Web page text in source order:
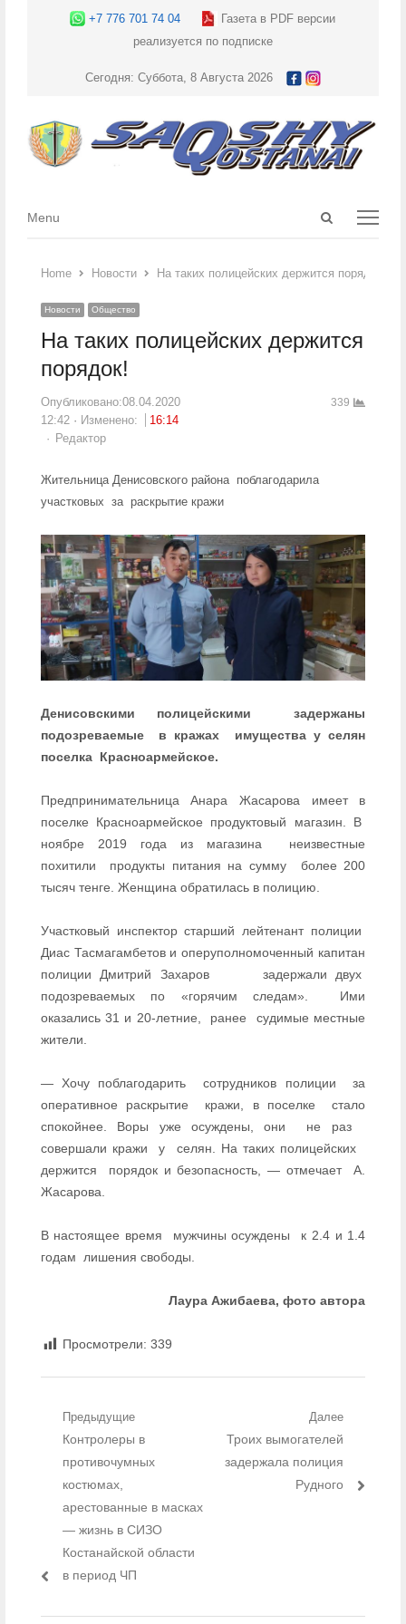
+7 776 701 74 04
Газета в PDF версии
реализуется по подписке
Сегодня: Суббота, 8 Августа 2026
Open
Menu
Menu
Home Новости На таких полицейских держится порядок!
Новости Общество
На таких полицейских держится
порядок!
Опубликовано:08.04.2020
12:42
Изменено:
16:14
Author
Редактор
339
Жительница Денисовского района поблагодарила
участковых за раскрытие кражи
Денисовскими полицейскими задержаны
подозреваемые в кражах имущества у селян
поселка Красноармейское.
Предпринимательница Анара Жасарова имеет в
поселке Красноармейское продуктовый магазин. В
ноябре 2019 года из магазина неизвестные
похитили продукты питания на сумму более 200
тысяч тенге. Женщина обратилась в полицию.
Участковый инспектор старший лейтенант полиции
Диас Тасмагамбетов и оперуполномоченный капитан
полиции Дмитрий Захаров задержали двух
подозреваемых по «горячим следам». Ими
оказались 31 и 20-летние, ранее судимые местные
жители.
— Хочу поблагодарить сотрудников полиции за
оперативное раскрытие кражи, в поселке стало
спокойнее. Воры уже осуждены, они не раз
совершали кражи у селян. На таких полицейских
держится порядок и безопасность, — отмечает А.
Жасарова.
В настоящее время мужчины осуждены к 2.4 и 1.4
годам лишения свободы.
Лаура Ажибаева, фото автора
Просмотрели: 339
Навигация по записям
Предыдущие
Предыдущий пост:
Контролеры в
противочумных
костюмах,
арестованные в масках
— жизнь в СИЗО
Костанайской области
в период ЧП
Далее
Следующий пост:
Троих вымогателей
задержала полиция
Рудного